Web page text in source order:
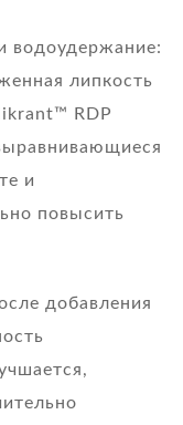
водоудержание:
липкость
RDP
и
повысить
добавления